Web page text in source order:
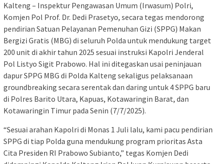
Kalteng – Inspektur Pengawasan Umum (Irwasum) Polri,
Komjen Pol Prof. Dr. Dedi Prasetyo, secara tegas mendorong
pendirian Satuan Pelayanan Pemenuhan Gizi (SPPG) Makan
Bergizi Gratis (MBG) di seluruh Polda untuk mendukung target
200 unit di akhir tahun 2025 sesuai instruksi Kapolri Jenderal
Pol Listyo Sigit Prabowo. Hal ini ditegaskan usai peninjauan
dapur SPPG MBG di Polda Kalteng sekaligus pelaksanaan
groundbreaking secara serentak dan daring untuk 4 SPPG baru
di Polres Barito Utara, Kapuas, Kotawaringin Barat, dan
Kotawaringin Timur pada Senin (7/7/2025).
“Sesuai arahan Kapolri di Monas 1 Juli lalu, kami pacu pendirian
SPPG di tiap Polda guna mendukung program prioritas Asta
Cita Presiden RI Prabowo Subianto,” tegas Komjen Dedi